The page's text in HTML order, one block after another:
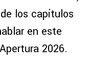
los capítulos
en este
2026.